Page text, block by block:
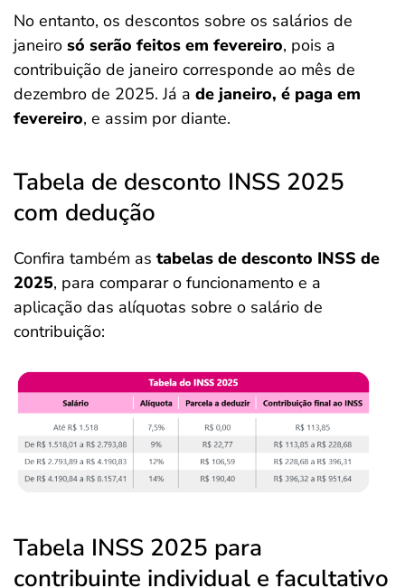
No entanto, os descontos sobre os salários de
janeiro só serão feitos em fevereiro, pois a
contribuição de janeiro corresponde ao mês de
dezembro de 2025. Já a de janeiro, é paga em
fevereiro, e assim por diante.
Tabela de desconto INSS 2025
com dedução
Confira também as tabelas de desconto INSS de
2025, para comparar o funcionamento e a
aplicação das alíquotas sobre o salário de
contribuição:
Tabela INSS 2025 para
contribuinte individual e facultativo